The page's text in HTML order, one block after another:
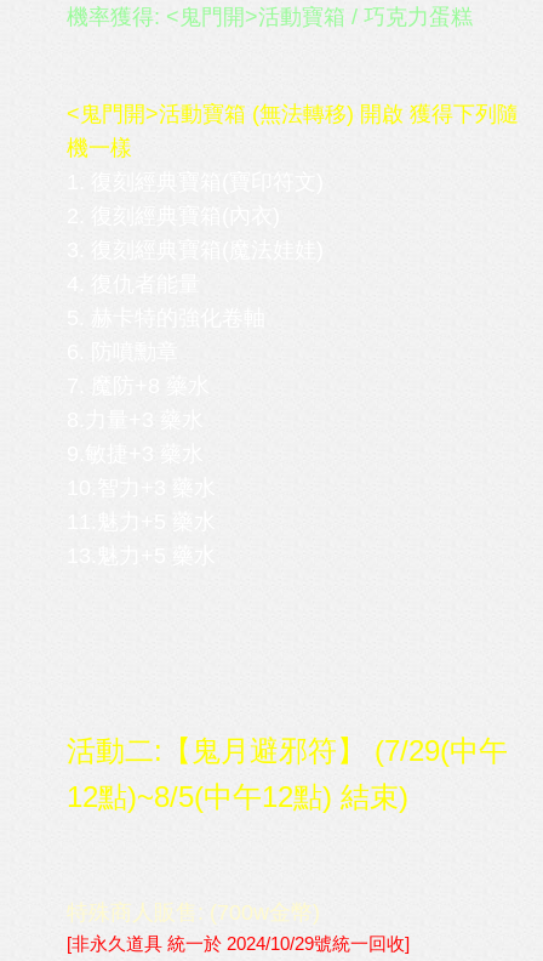
機率獲得: <鬼門開>活動寶箱 / 巧克力蛋糕
<鬼門開>活動寶箱 (無法轉移) 開啟 獲得下列隨
機一樣
活動二:【鬼月避邪符】 (7/29(中午
12點)~8/5(中午12點) 結束)
特殊商人販售: (700w金幣)
[非永久道具 統一於 2024/10/29號統一回收]